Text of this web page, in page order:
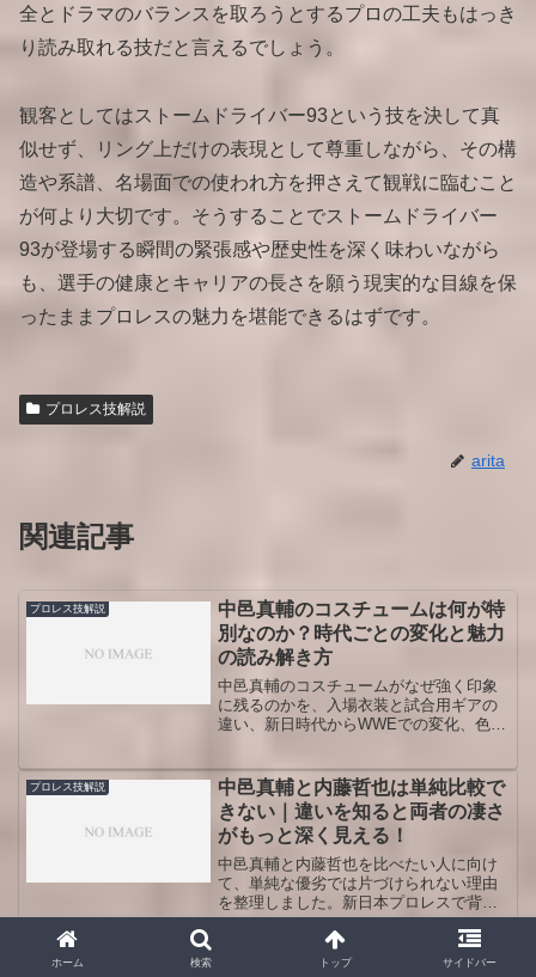
全とドラマのバランスを取ろうとするプロの工夫もはっき
り読み取れる技だと言えるでしょう。
観客としてはストームドライバー93という技を決して真
似せず、リング上だけの表現として尊重しながら、その構
造や系譜、名場面での使われ方を押さえて観戦に臨むこと
が何より大切です。そうすることでストームドライバー
93が登場する瞬間の緊張感や歴史性を深く味わいながら
も、選手の健康とキャリアの長さを願う現実的な目線を保
ったままプロレスの魅力を堪能できるはずです。
プロレス技解説
arita
関連記事
プロレス技解説
中邑真輔のコスチュームは何が特
別なのか？時代ごとの変化と魅力
の読み解き方
中邑真輔のコスチュームがなぜ強く印象
に残るのかを、入場衣装と試合用ギアの
違い、新日時代からWWEでの変化、色や
けではない表現力や、ファン視点で注目
したい鑑賞ポイントもつかめます。
プロレス技解説
中邑真輔と内藤哲也は単純比較で
きない｜違いを知ると両者の凄さ
がもっと深く見える！
中邑真輔と内藤哲也を比べたい人に向け
て、単純な優劣では片づけられない理由
を整理しました。新日本プロレスで背負
った役割、スターになった過程、試合表
現の違い、現在の追い方までを比較し、
過去の対戦が特別視される理由や主戦場
プロレス技解説 トペスイシーダの基礎入門と見ど
ホーム 検索 トップ サイドバー